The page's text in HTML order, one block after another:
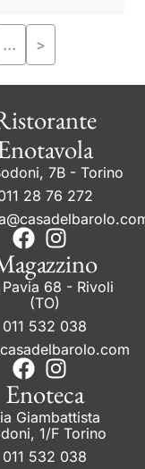
… >
7B - Torino
28 76 272
68 - Rivoli
(TO)
011 532 038
Enoteca
Giambattista
1/F Torino
011 532 038